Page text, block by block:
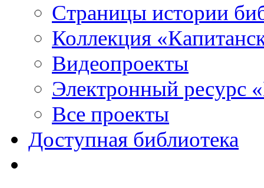
Страницы истории
Коллекция
Видеопроекты
Электронный ресурс
Все проекты
Доступная библиотека